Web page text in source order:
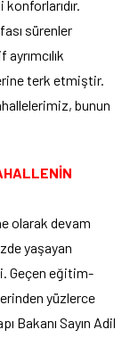
sürenler
terk etmiştir.
bunun
olarak devam
yaşayan
Geçen eğitim-
yüzlerce
Bakanı Sayın Adil